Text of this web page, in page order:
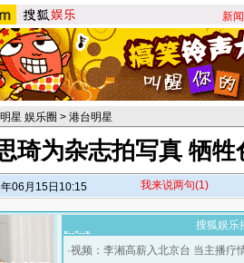
新闻
明星 娱乐圈 > 港台明星
琦为杂志拍写真 牺
06月15日10:15 我来说两句(1)
搜狐娱乐
·视频：李湘高薪入北京台 当主播疗